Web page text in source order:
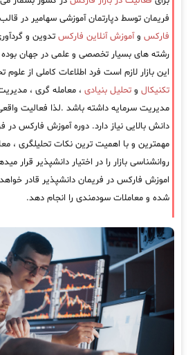
فریمان توسط دپارتمان آموزشی سهامیر در
فارکس وآموزش آنلاین فارکس تدوین و
رشته های بسیار تخصصی و علمی در جهان بوده
این بازار لازم است فرد اطلاعات کاملی از
تکنیکال و تحلیل بنیادی ، معامله گری ،
مدیریت سرمایه داشته باشد .لذا فعالیت
دانش بالایی نیاز دارد. دوره آموزش فارکس در
مهمترین و با اهمیت ترین نکات تحلیلگری ،
روانشناسی بازار را در اختیار دانشپذیر قرار
شده و معاملات سودمندی را انجام دهد.